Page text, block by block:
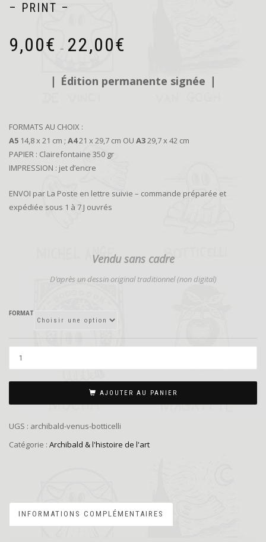
– PRINT –
9,00€ – 22,00€
à
❘ Édition permanente signée ❘
FORMATS AU CHOIX :
A5 14,8 x 21 cm ; A421 x 29,7 cm OU A329,7 x 42 cm
PAPIER : Clairefontaine 350 gr
IMPRESSION : jet d’encre
ENVOI par La Poste en lettre suivie – commande préparée et
expédiée sous 1 à 7 J ouvrés
Vendu sans cadre
D’après un dessin original traditionnel (non digital)
FORMAT
AJOUTER AU PANIER
UGS : archibald-venus-botticelli
Catégorie : Archibald & l'histoire de l'art
INFORMATIONS COMPLÉMENTAIRES